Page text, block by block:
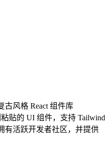
古风格 React 组件库
贴的 UI 组件，支持 Tailwind
有活跃开发者社区，并提供